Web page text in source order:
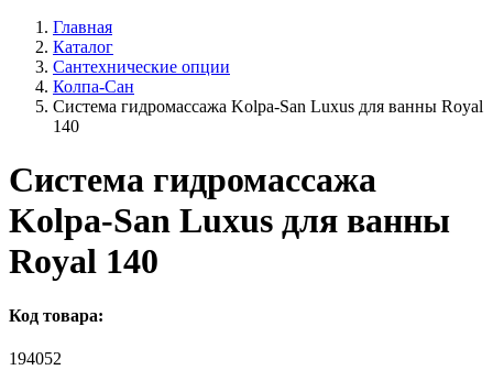
Главная
Каталог
Сантехнические опции
Колпа-Сан
Система гидромассажа Kolpa-San Luxus для ванны Royal
140
Система гидромассажа
Kolpa-San Luxus для ванны
Royal 140
Код товара:
194052